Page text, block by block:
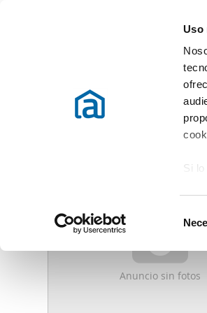
Uso
Si
en
e
e
c
Alquiler pisos Valencia / València
Alquiler piso terraza Ciutat Vella
Anuncio sin fotos